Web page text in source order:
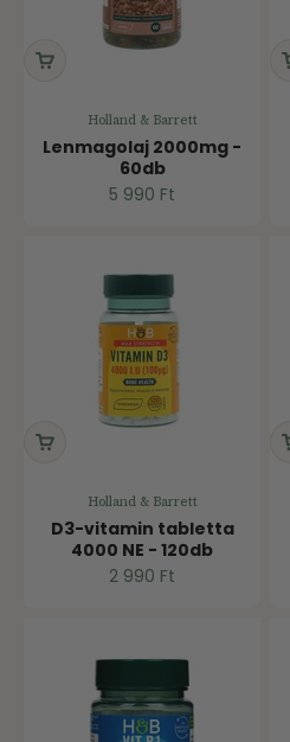
Holland & Barrett
Lenmagolaj 2000mg -
60db
Ár
5 990 Ft
Holland & Barrett
D3-vitamin tabletta
4000 NE - 120db
Ár
2 990 Ft